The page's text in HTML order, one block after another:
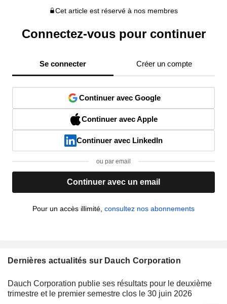
Cet article est réservé à nos membres
Connectez-vous pour continuer
Se connecter Créer un compte
Continuer avec Google
Continuer avec Apple
Continuer avec LinkedIn
ou par email
Continuer avec un email
Pour un accès illimité, consultez nos abonnements
Dernières actualités sur Dauch Corporation
Dauch Corporation publie ses résultats pour le deuxième
trimestre et le premier semestre clos le 30 juin 2026